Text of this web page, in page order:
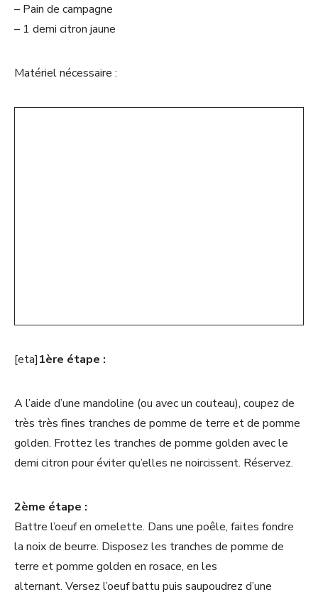
– Pain de campagne
– 1 demi citron jaune
Matériel nécessaire :
[eta]1ère étape :
A l’aide d’une mandoline (ou avec un couteau), coupez de
très très fines tranches de pomme de terre et de pomme
golden. Frottez les tranches de pomme golden avec le
demi citron pour éviter qu’elles ne noircissent. Réservez.
2ème étape :
Battre l’oeuf en omelette. Dans une poêle, faites fondre
la noix de beurre. Disposez les tranches de pomme de
terre et pomme golden en rosace, en les
alternant. Versez l’oeuf battu puis saupoudrez d’une